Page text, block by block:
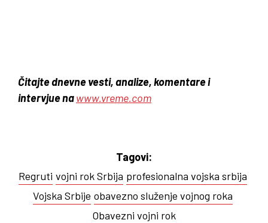
Čitajte dnevne vesti, analize, komentare i
intervjue nawww.vreme.com
Tagovi:
Regruti vojni rok Srbija profesionalna vojska srbija
Vojska Srbije obavezno služenje vojnog roka
Obavezni vojni rok